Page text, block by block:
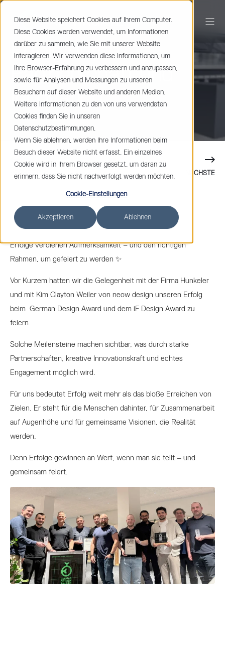
Diese Website speichert Cookies auf Ihrem Computer.
Diese Cookies werden verwendet, um Informationen
darüber zu sammeln, wie Sie mit unserer Website
interagieren. Wir verwenden diese Informationen, um
Ihre Browser-Erfahrung zu verbessern und anzupassen,
sowie für Analysen und Messungen zu unseren
Besuchern auf dieser Website und anderen Medien.
Weitere Informationen zu den von uns verwendeten
Cookies finden Sie in unseren
Datenschutzbestimmungen.
Wenn Sie ablehnen, werden Ihre Informationen beim
Besuch dieser Website nicht erfasst. Ein einzelnes
Cookie wird in Ihrem Browser gesetzt, um daran zu
erinnern, dass Sie nicht nachverfolgt werden möchten.
Cookie-Einstellungen
Akzeptieren Ablehnen
Erfolg durch
Partnerschaft und
Innovation
VORHERIGE NÄCHSTE
Erfolge verdienen Aufmerksamkeit – und den richtigen
Rahmen, um gefeiert zu werden ✨
Vor Kurzem hatten wir die Gelegenheit mit der Firma Hunkeler
und mit Kim Clayton Weiler von neow design unseren Erfolg
beim German Design Award und dem iF Design Award zu
feiern.
Solche Meilensteine machen sichtbar, was durch starke
Partnerschaften, kreative Innovationskraft und echtes
Engagement möglich wird.
Für uns bedeutet Erfolg weit mehr als das bloße Erreichen von
Zielen. Er steht für die Menschen dahinter, für Zusammenarbeit
auf Augenhöhe und für gemeinsame Visionen, die Realität
werden.
Denn Erfolge gewinnen an Wert, wenn man sie teilt – und
gemeinsam feiert.